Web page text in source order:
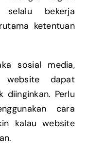
bekerja
ketentuan
sosial media,
website dapat
Perlu
cara
kalau website